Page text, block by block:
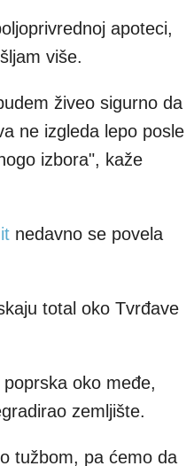
apoteci,
više.
živeo sigurno da
ne izgleda lepo posle
izbora", kaže
nedavno se povela
total oko Tvrđave
oko međe,
zemljište.
tužbom, pa ćemo da